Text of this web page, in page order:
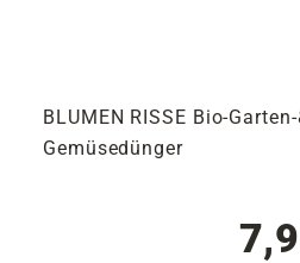
BLUMEN RISSE Bio-
Gemüsedünger